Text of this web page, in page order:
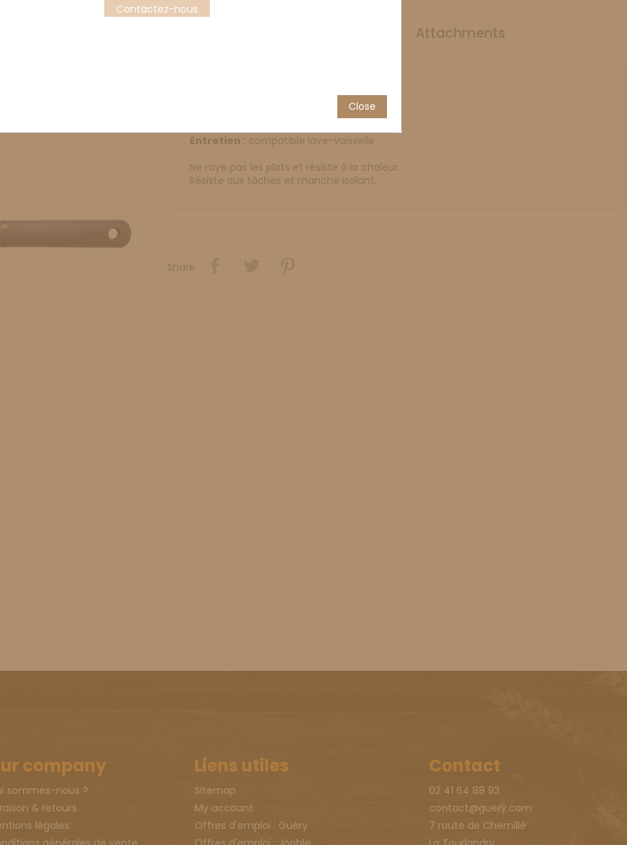
Attachments
260°C max
Entretien : compatible lave-vaisselle
Ne raye pas les plats et résiste à la chaleur.
Résiste aux tâches et manche isolant.
Share
company
sommes-nous ?
& retours
légales
Liens utiles
Sitemap
My account
Offres d'emploi : Guéry
Contact
02 41 64 88 93
contact@guery.com
7 route de Chemillé
Contactez-nous
Close